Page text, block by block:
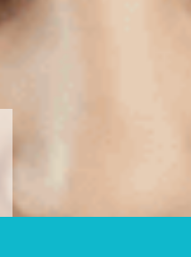
та роботодавцями